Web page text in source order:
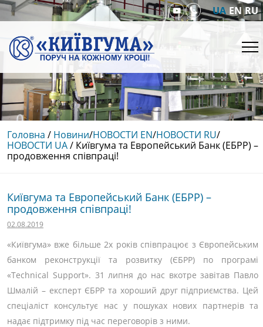
UA EN RU
Головна / Новини/НОВОСТИ EN/НОВОСТИ RU/
НОВОСТИ UA/ Київгума та Европейський Банк (ЕБРР) –
продовження співпраці!
Київгума та Европейський Банк (ЕБРР) –
продовження співпраці!
02.08.2019
«Київгума» вже більше 2х років співпрацює з Європейським
банком реконструкції та розвитку (ЄБРР) по програмі
«Technical Support». 31 липня до нас вкотре завітав Павло
Шмалій – експерт ЄБРР та хороший друг підприємства. Цей
спеціаліст консультує нас у пошуках нових партнерів та
надає підтримку під час переговорів з ними.